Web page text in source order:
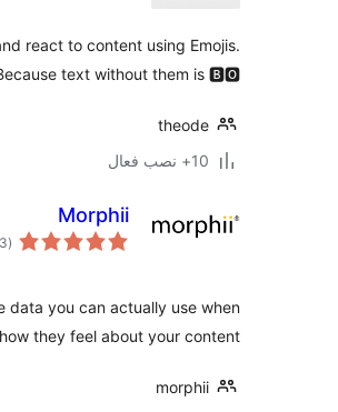
react to content using Emojis.
text without them is 🅱🅾®
theode
10+ نصب فعال
Morphii
(3
data you can actually use when
they feel about your content.
morphii